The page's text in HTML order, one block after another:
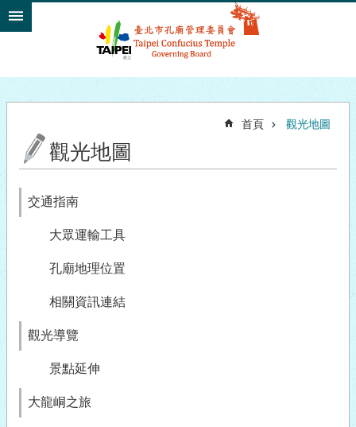
跳到主要內容區塊
首頁 觀光地圖
觀光地圖
交通指南
大眾運輸工具
孔廟地理位置
相關資訊連結
觀光導覽
景點延伸
大龍峒之旅